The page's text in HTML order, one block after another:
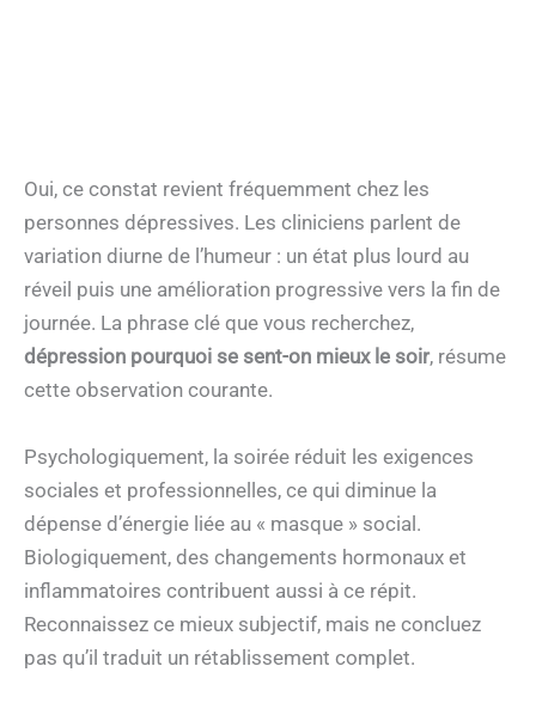
Oui, ce constat revient fréquemment chez les
personnes dépressives. Les cliniciens parlent de
variation diurne de l’humeur : un état plus lourd au
réveil puis une amélioration progressive vers la fin de
journée. La phrase clé que vous recherchez,
dépression pourquoi se sent-on mieux le soir, résume
cette observation courante.
Psychologiquement, la soirée réduit les exigences
sociales et professionnelles, ce qui diminue la
dépense d’énergie liée au « masque » social.
Biologiquement, des changements hormonaux et
inflammatoires contribuent aussi à ce répit.
Reconnaissez ce mieux subjectif, mais ne concluez
pas qu’il traduit un rétablissement complet.